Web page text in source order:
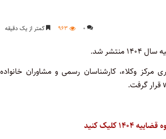
۰ ۹۶۳ کمتر از یک دقیقه
شد.
مرکز وکلاء، کارشناسان رسمی و مشاوران خانواده
کلیک کنید